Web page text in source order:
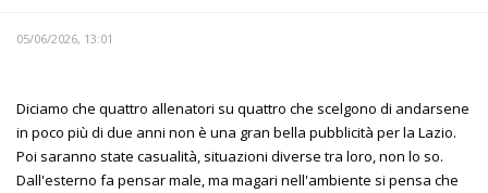
05/06/2026, 13:01
Diciamo che quattro allenatori su quattro che scelgono di andarsene
in poco più di due anni non è una gran bella pubblicità per la Lazio.
Poi saranno state casualità, situazioni diverse tra loro, non lo so.
Dall'esterno fa pensar male, ma magari nell'ambiente si pensa che